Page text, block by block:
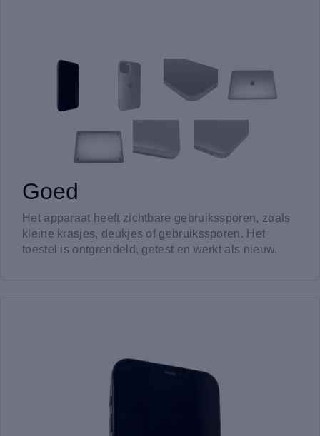
Goed
Het apparaat heeft zichtbare gebruikssporen, zoals
kleine krasjes, deukjes of gebruikssporen. Het
toestel is ontgrendeld, getest en werkt als nieuw.